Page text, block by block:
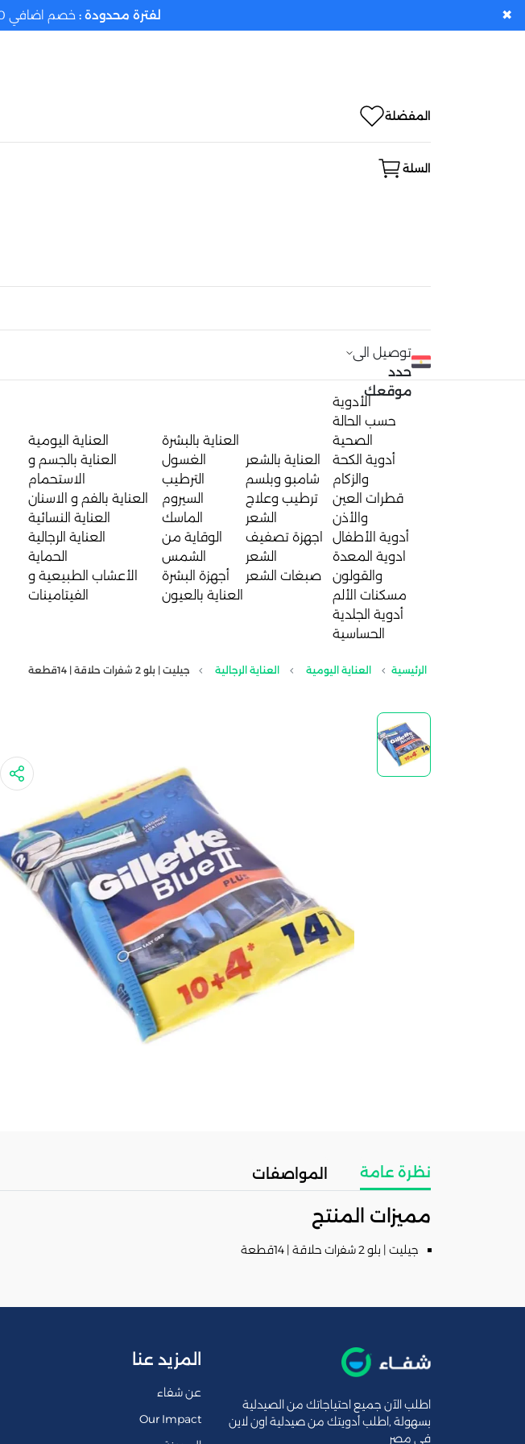
المفضلة
السلة
توصيل الى
حدد
موقعك
الأدوية
حسب الحالة
الصحية
أدوية الكحة
والزكام
قطرات العين
والأذن
أدوية الأطفال
ادوية المعدة
والقولون
مسكنات الألم
أدوية الجلدية
الحساسية
العناية بالشعر
شامبو وبلسم
ترطيب وعلاج
الشعر
اجهزة تصفيف
الشعر
صبغات الشعر
العناية بالبشرة
الغسول
الترطيب
السيروم
الماسك
الوقاية من
الشمس
أجهزة البشرة
العناية بالعيون
العناية اليومية
العناية بالجسم و
الاستحمام
العناية بالفم و الاسنان
العناية النسائية
العناية الرجالية
الحماية
الأعشاب الطبيعية و
الفيتامينات
الرئيسية العناية اليومية العناية الرجالية جيليت | بلو 2 شفرات حلاقة | 14قطعة
نظرة عامة المواصفات
مميزات المنتج
جيليت | بلو 2 شفرات حلاقة | 14قطعة
اطلب الآن جميع احتياجاتك من الصيدلية
بسهولة ,اطلب أدويتك من صيدلية اون لاين
فى مصر
المزيد عنا
عن شفاء
Our Impact
لفترة محدودة : خصم اضافي 10% علي اول اوردر ليك بكوبون ✖